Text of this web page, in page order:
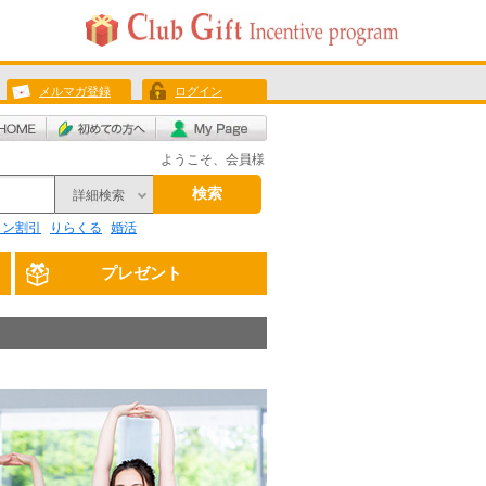
メルマガ登録 ログイン
ようこそ、会員様
詳細検索 検索
割引 りらくる 婚活
プレゼント